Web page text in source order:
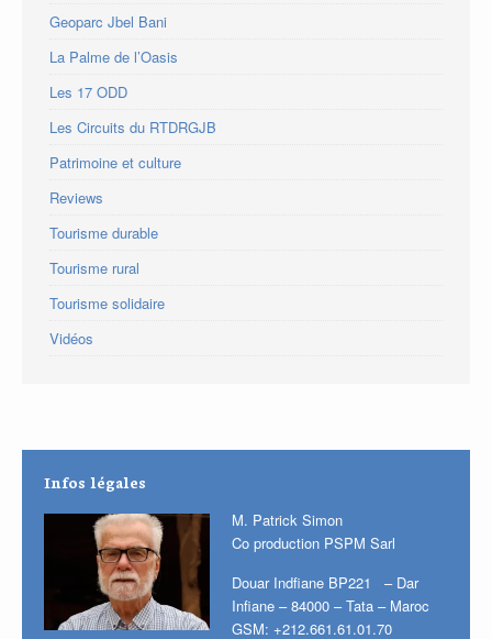
Geoparc Jbel Bani
La Palme de l’Oasis
Les 17 ODD
Les Circuits du RTDRGJB
Patrimoine et culture
Reviews
Tourisme durable
Tourisme rural
Tourisme solidaire
Vidéos
Infos légales
M. Patrick Simon
Co production PSPM Sarl
Douar Indfiane BP221 – Dar
Infiane – 84000 – Tata – Maroc
GSM: +212.661.61.01.70